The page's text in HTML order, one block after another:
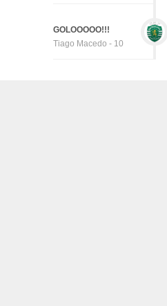
GOLOOOOO!!!
Tiago Macedo - 10